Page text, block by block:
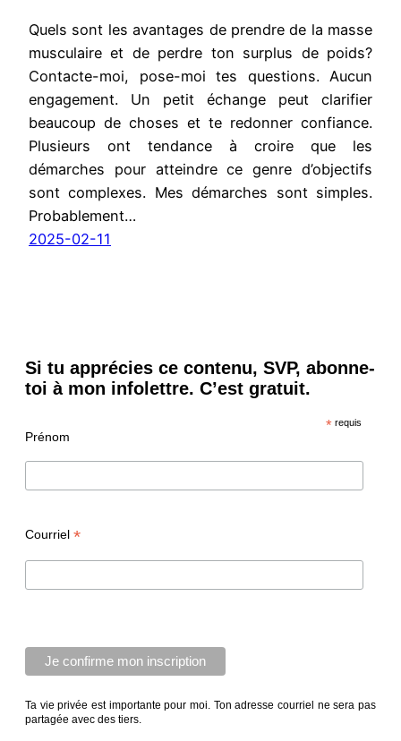
Quels sont les avantages de prendre de la masse
musculaire et de perdre ton surplus de poids?
Contacte-moi, pose-moi tes questions. Aucun
engagement. Un petit échange peut clarifier
beaucoup de choses et te redonner confiance.
Plusieurs ont tendance à croire que les
démarches pour atteindre ce genre d’objectifs
sont complexes. Mes démarches sont simples.
Probablement…
2025-02-11
Si tu apprécies ce contenu, SVP, abonne-
toi à mon infolettre. C’est gratuit.
* requis
Prénom
Courriel *
Ta vie privée est importante pour moi. Ton adresse courriel ne sera pas
partagée avec des tiers.